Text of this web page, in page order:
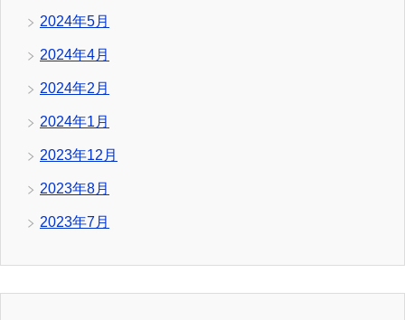
2024年5月
2024年4月
2024年2月
2024年1月
2023年12月
2023年8月
2023年7月